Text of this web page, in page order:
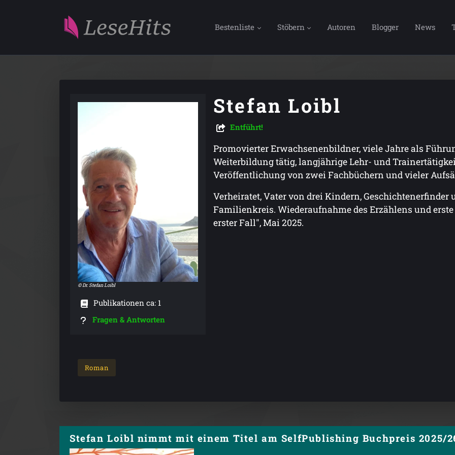
Bestenliste Stöbern Autoren Blogger News
© Dr. Stefan Loibl
Publikationen ca: 1
Fragen & Antworten
Stefan Loibl
Entführt!
Promovierter Erwachsenenbildner, viele Jahre als
Weiterbildung tätig, langjährige Lehr- und
Veröffentlichung von zwei Fachbüchern und vieler
Verheiratet, Vater von drei Kindern,
Familienkreis. Wiederaufnahme des Erzählens und
erster Fall", Mai 2025.
Roman
Stefan Loibl nimmt mit einem Titel am SelfPublishing Buchpreis 2025/